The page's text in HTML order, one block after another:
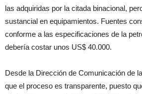
las adquiridas por la citada binacional,
sustancial en equipamientos. Fuentes
conforme a las especificaciones de la
debería costar unos US$ 40.000.
Desde la Dirección de Comunicación de
que el proceso es transparente, puesto